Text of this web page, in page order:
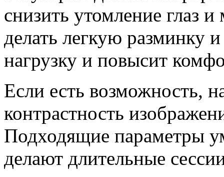
снизить утомление глаз
делать легкую разминку
нагрузку и повысит
Если есть возможность,
контрастность
Подходящие параметры
делают длительные